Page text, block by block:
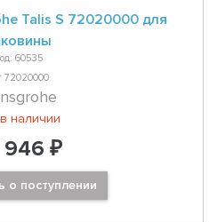
Talis S 72020000 для
60535
72020000
наличии
946 ₽
о поступлении